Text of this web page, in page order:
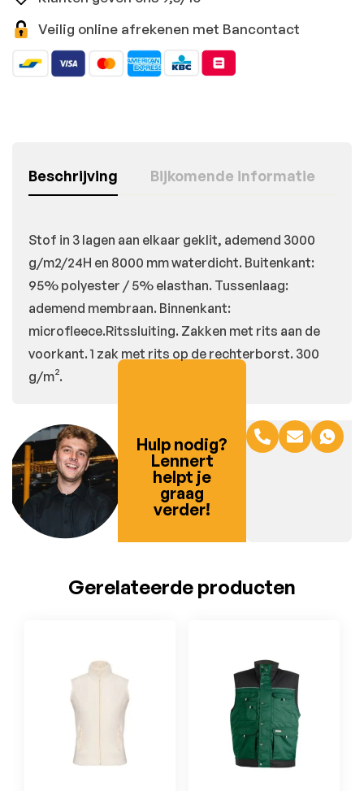
Veilig online afrekenen met Bancontact
Beschrijving Bijkomende informatie
Stof in 3 lagen aan elkaar geklit, ademend 3000
g/m2/24H en 8000 mm waterdicht. Buitenkant:
95% polyester / 5% elasthan. Tussenlaag:
ademend membraan. Binnenkant:
microfleece.Ritssluiting. Zakken met rits aan de
voorkant. 1 zak met rits op de rechterborst. 300
g/m².
Hulp nodig?
Lennert
helpt je
graag
verder!
Gerelateerde producten